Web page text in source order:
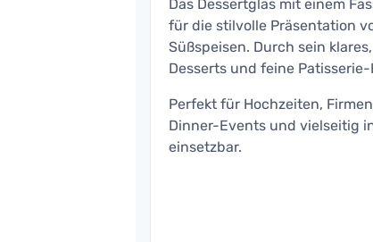
Das Dessertglas mit einem
für die stilvolle Präsentation
Süßspeisen. Durch sein
Desserts und feine
Perfekt für Hochzeiten,
Dinner-Events und vielseitig
einsetzbar.